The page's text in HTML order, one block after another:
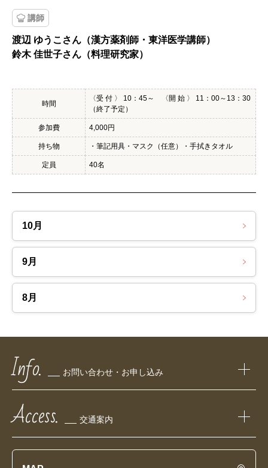
講師
渡辺 ゆうこさん（漢方薬剤師・東洋医学講師）
鈴木 佳世子さん（料理研究家）
時間
〈受 付 〉 10：45～ 〈開 始 〉 11：00～13：30
（終了予定）
参加費 4,000円
持ち物 ・筆記用具・マスク（任意）・手拭きタオル
定員 40名
10月
9月
8月
Info. お問い合わせ・お申し込み
Access. 交通案内